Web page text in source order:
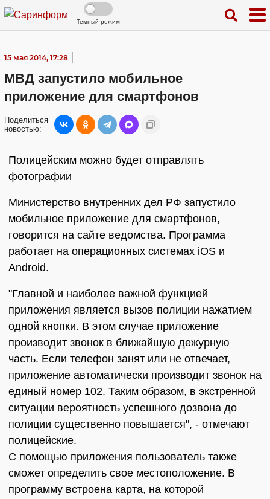
Темный режим
15 мая 2014, 17:28
МВД запустило мобильное
приложение для смартфонов
Поделиться
новостью:
Полицейским можно будет отправлять
фотографии
Министерство внутренних дел РФ запустило
мобильное приложение для смартфонов,
говорится на сайте ведомства. Программа
работает на операционных системах iOS и
Android.
"Главной и наиболее важной функцией
приложения является вызов полиции нажатием
одной кнопки. В этом случае приложение
производит звонок в ближайшую дежурную
часть. Если телефон занят или не отвечает,
приложение автоматически производит звонок на
единый номер 102. Таким образом, в экстренной
ситуации вероятность успешного дозвона до
полиции существенно повышается", - отмечают
полицейские.
С помощью приложения пользователь также
сможет определить свое местоположение. В
программу встроена карта, на которой